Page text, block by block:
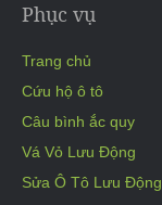
Phục vụ
Trang chủ
Cứu hộ ô tô
Câu bình ắc quy
Vá Vỏ Lưu Động
Sửa Ô Tô Lưu Động